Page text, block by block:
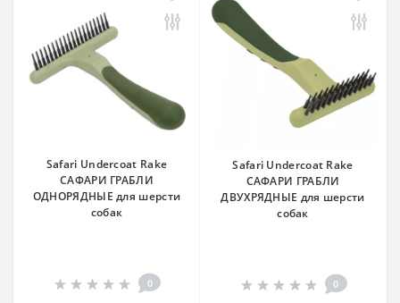
Safari Undercoat Rake
САФАРИ ГРАБЛИ
ОДНОРЯДНЫЕ для шерсти
собак
0
Safari Undercoat Rake
САФАРИ ГРАБЛИ
ДВУХРЯДНЫЕ для шерсти
собак
0